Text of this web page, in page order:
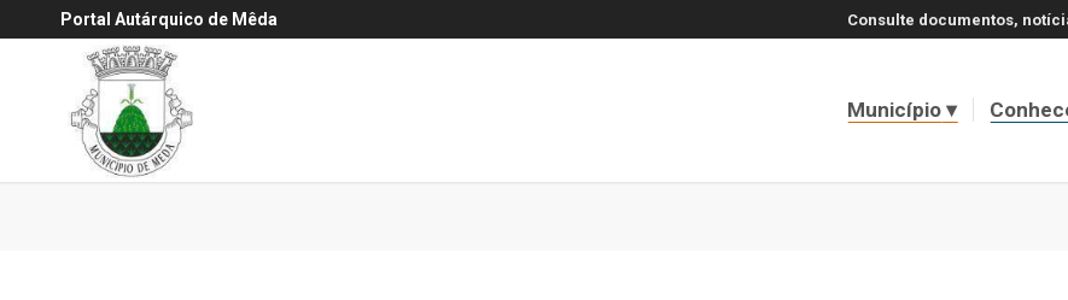
Portal Autárquico de Mêda Consulte documentos,
Município